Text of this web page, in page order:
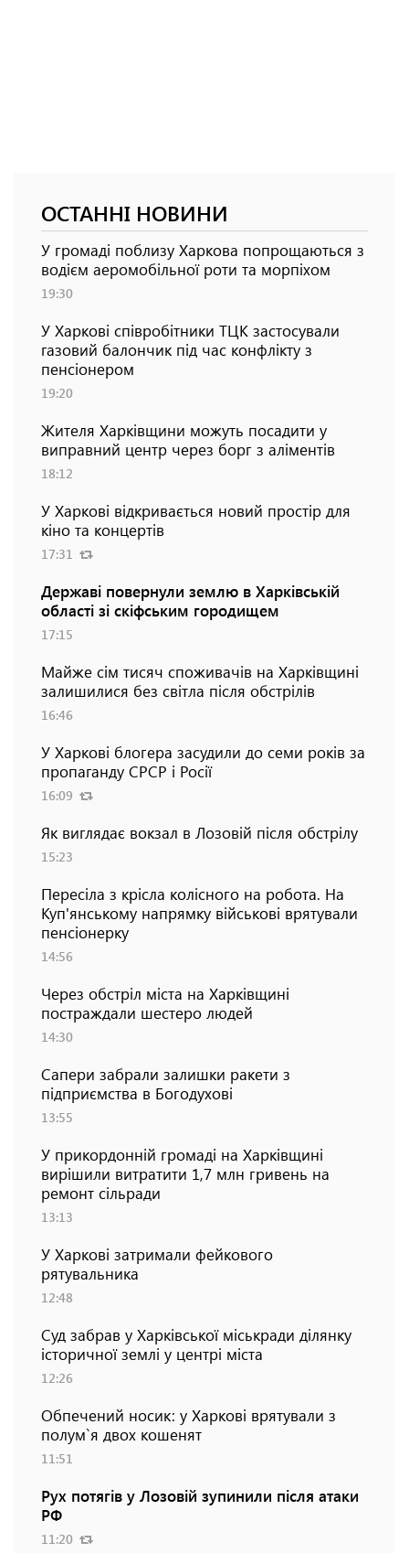
ОСТАННІ НОВИНИ
У громаді поблизу Харкова попрощаються з
водієм аеромобільної роти та морпіхом
19:30
У Харкові співробітники ТЦК застосували
газовий балончик під час конфлікту з
пенсіонером
19:20
Жителя Харківщини можуть посадити у
виправний центр через борг з аліментів
18:12
У Харкові відкривається новий простір для
кіно та концертів
17:31
Державі повернули землю в Харківській
області зі скіфським городищем
17:15
Майже сім тисяч споживачів на Харківщині
залишилися без світла після обстрілів
16:46
У Харкові блогера засудили до семи років за
пропаганду СРСР і Росії
16:09
Як виглядає вокзал в Лозовій після обстрілу
15:23
Пересіла з крісла колісного на робота. На
Куп'янському напрямку військові врятували
пенсіонерку
14:56
Через обстріл міста на Харківщині
постраждали шестеро людей
14:30
Сапери забрали залишки ракети з
підприємства в Богодухові
13:55
У прикордонній громаді на Харківщині
вирішили витратити 1,7 млн гривень на
ремонт сільради
13:13
У Харкові затримали фейкового
рятувальника
12:48
Суд забрав у Харківської міськради ділянку
історичної землі у центрі міста
12:26
Обпечений носик: у Харкові врятували з
полум`я двох кошенят
11:51
Рух потягів у Лозовій зупинили після атаки
РФ
11:20